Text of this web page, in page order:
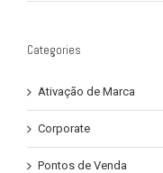
Categories
Ativação de Marca
Corporate
Pontos de Venda